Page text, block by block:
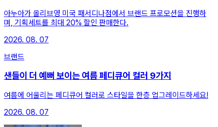
아누아가 올리브영 미국 패서디나점에서 브랜드 프로모션을 진행하
며, 기획세트를 최대 20% 할인 판매한다.
2026. 08. 07
브랜드
샌들이 더 예뻐 보이는 여름 페디큐어 컬러 9가지
여름에 어울리는 페디큐어 컬러로 스타일을 한층 업그레이드하세요!
2026. 08. 07